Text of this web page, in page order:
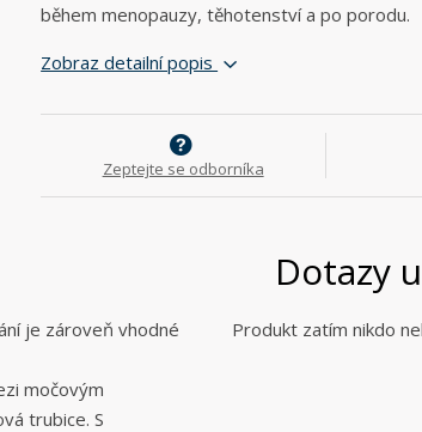
během menopauzy, těhotenství a po porodu.
Zobraz detailní popis
Zeptejte se odborníka
je zároveň vhodné
močovým
trubice. S
Dotazy
Produkt zatím nikdo